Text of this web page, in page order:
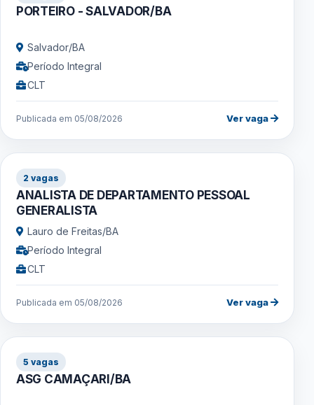
PORTEIRO - SALVADOR/BA
Salvador/BA
Período Integral
CLT
Publicada em 05/08/2026 Ver vaga
2 vagas
ANALISTA DE DEPARTAMENTO PESSOAL
GENERALISTA
Lauro de Freitas/BA
Período Integral
CLT
Publicada em 05/08/2026 Ver vaga
5 vagas
ASG CAMAÇARI/BA